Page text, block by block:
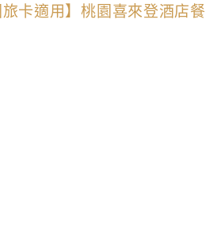
旅卡適用】桃園喜來登酒店餐